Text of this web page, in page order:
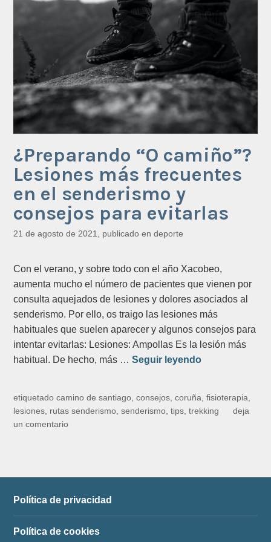
¿Preparando “O camiño”?
Lesiones más frecuentes
en el senderismo y
consejos para evitarlas
21 de agosto de 2021, publicado endeporte
Con el verano, y sobre todo con el año Xacobeo,
aumenta mucho el número de pacientes que vienen por
consulta aquejados de lesiones y dolores asociados al
senderismo. Por ello, os traigo las lesiones más
habituales que suelen aparecer y algunos consejos para
intentar evitarlas: Lesiones: Ampollas Es la lesión más
habitual. De hecho, más …Seguir leyendo¿
e
n
etiquetadocamino de santiago ,consejos ,coruña ,fisioterapia
lesiones rutas senderismo ,senderismo ,tips ,trekking
deja
un comentario
Política de privacidad
Política de cookies